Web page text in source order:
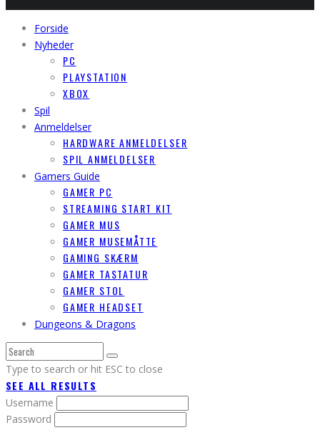
Forside
Nyheder
PC
PLAYSTATION
XBOX
Spil
Anmeldelser
HARDWARE ANMELDELSER
SPIL ANMELDELSER
Gamers Guide
GAMER PC
STREAMING START KIT
GAMER MUS
GAMER MUSEMÅTTE
GAMING SKÆRM
GAMER TASTATUR
GAMER STOL
GAMER HEADSET
Dungeons & Dragons
Type to search or hit ESC to close
SEE ALL RESULTS
Username
Password